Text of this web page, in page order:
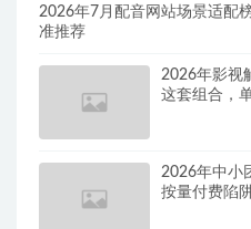
2026年7月配音网站场景适配
准推荐
2026年影视
这套组合，
2026年中小
按量付费陷